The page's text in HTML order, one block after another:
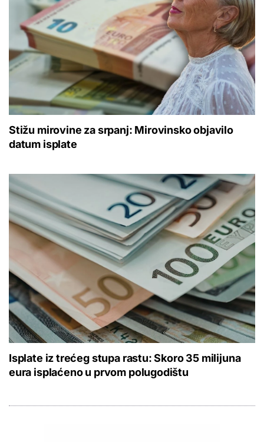
Stižu mirovine za srpanj: Mirovinsko objavilo
datum isplate
Isplate iz trećeg stupa rastu: Skoro 35 milijuna
eura isplaćeno u prvom polugodištu